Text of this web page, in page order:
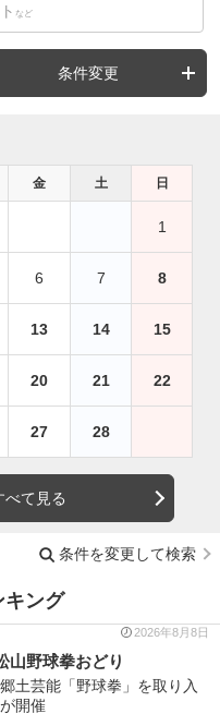
など
条件変更
金 土 日
1
6 7 8
13 14 15
20 21 22
27 28
べて見る
条件を変更して検索
キング
2026年8月8日
山野球拳おどり
土芸能「野球拳」を取り入
開催